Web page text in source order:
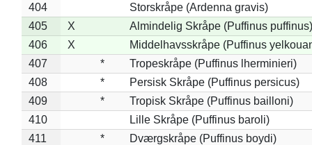
404
Storskråpe (Ardenna gravis)
405
X
Almindelig Skråpe (Puffinus puffinus)
406
X
Middelhavsskråpe (Puffinus
407
*
Tropeskråpe (Puffinus lherminieri)
408
*
Persisk Skråpe (Puffinus persicus)
409
*
Tropisk Skråpe (Puffinus bailloni)
410
Lille Skråpe (Puffinus baroli)
411
*
Dværgskråpe (Puffinus boydi)